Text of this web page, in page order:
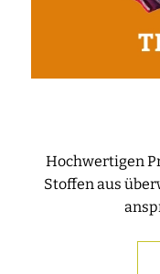
Hochwertigen
Stoffen aus